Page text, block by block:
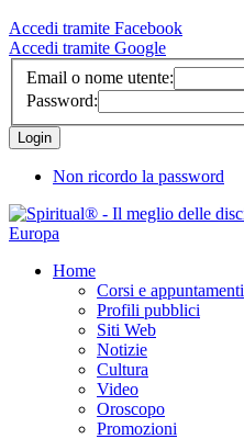
Accedi tramite Facebook
Accedi tramite Google
Email o nome utente:
Password:
Non ricordo la password
Home
Corsi e appuntamenti
Profili pubblici
Siti Web
Notizie
Cultura
Video
Oroscopo
Promozioni